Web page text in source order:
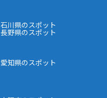
石川県のスポット
長野県のスポット
愛知県のスポット